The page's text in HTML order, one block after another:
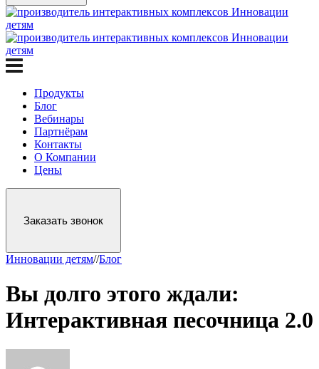
Продукты
Блог
Вебинары
Партнёрам
Контакты
О Компании
Цены
Заказать звонок
Инновации детям//Блог
Вы долго этого ждали:
Интерактивная песочница 2.0